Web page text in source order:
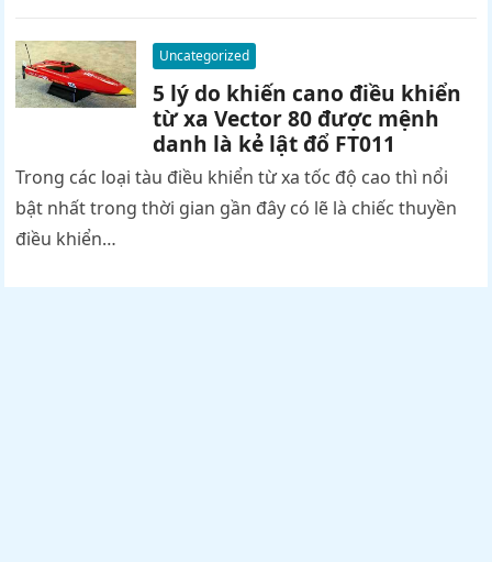
Uncategorized
5 lý do khiến cano điều khiển
từ xa Vector 80 được mệnh
danh là kẻ lật đổ FT011
Trong các loại tàu điều khiển từ xa tốc độ cao thì nổi
bật nhất trong thời gian gần đây có lẽ là chiếc thuyền
điều khiển…